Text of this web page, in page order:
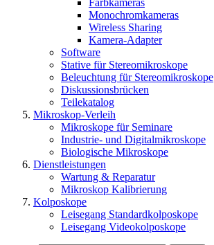
Farbkameras
Monochromkameras
Wireless Sharing
Kamera-Adapter
Software
Stative für Stereomikroskope
Beleuchtung für Stereomikroskope
Diskussionsbrücken
Teilekatalog
Mikroskop-Verleih
Mikroskope für Seminare
Industrie- und Digitalmikroskope
Biologische Mikroskope
Dienstleistungen
Wartung & Reparatur
Mikroskop Kalibrierung
Kolposkope
Leisegang Standardkolposkope
Leisegang Videokolposkope